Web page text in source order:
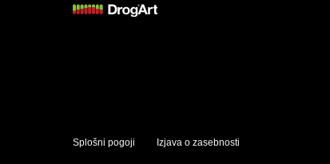
Splošni pogoji Izjava o zasebnosti